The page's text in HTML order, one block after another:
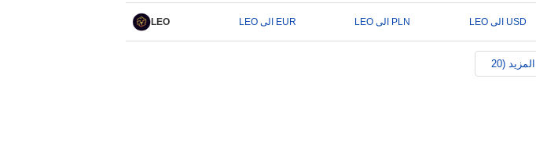
LEO LEO الى EUR LEO الى PLN LEO الى USD